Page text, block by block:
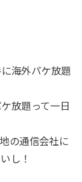
海外パケ放題
放題って一日
の通信会社に
し！